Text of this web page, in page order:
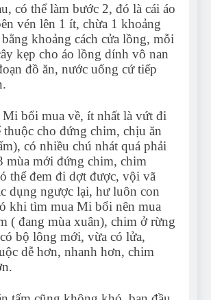
có thể làm bước 2, đó là cái áo
vén lên 1 ít, chừa 1 khoảng
khoảng cách cửa lồng, mỗi
kẹp cho áo lồng dính vô nan
đồ ăn, nước uống cứ tiếp
bổi mua về, ít nhất là vứt đi
thuộc cho đứng chim, chịu ăn
có nhiều chú nhát quá phải
mùa mới đứng chim, chim
thể đem đi dợt được, vội vã
dụng ngược lại, hư luôn con
khi tìm mua Mi bổi nên mua
( đang mùa xuân), chim ở rừng
bộ lông mới, vừa có lửa,
dễ hơn, nhanh hơn, chim